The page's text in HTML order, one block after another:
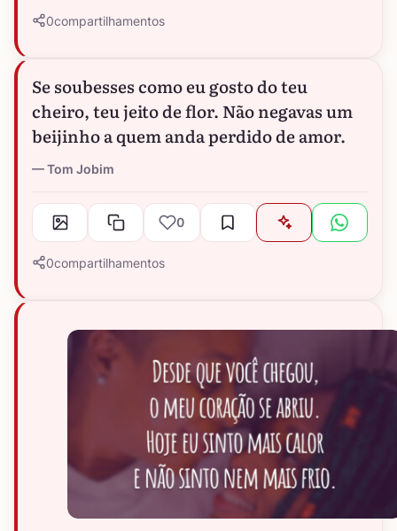
0compartilhamentos
Se soubesses como eu gosto do teu
cheiro, teu jeito de flor. Não negavas um
beijinho a quem anda perdido de amor.
Tom Jobim
0
0compartilhamentos